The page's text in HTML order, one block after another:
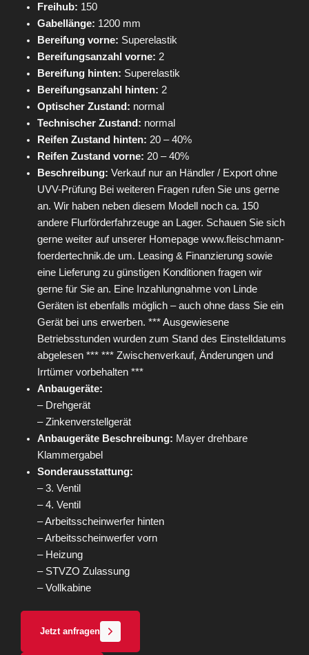
Freihub: 150
Gabellänge: 1200 mm
Bereifung vorne: Superelastik
Bereifungsanzahl vorne: 2
Bereifung hinten: Superelastik
Bereifungsanzahl hinten: 2
Optischer Zustand: normal
Technischer Zustand: normal
Reifen Zustand hinten: 20 – 40%
Reifen Zustand vorne: 20 – 40%
Beschreibung: Verkauf nur an Händler / Export ohne
UVV-Prüfung Bei weiteren Fragen rufen Sie uns gerne
an. Wir haben neben diesem Modell noch ca. 150
andere Flurförderfahrzeuge an Lager. Schauen Sie sich
gerne weiter auf unserer Homepage www.fleischmann-
foerdertechnik.de um. Leasing & Finanzierung sowie
eine Lieferung zu günstigen Konditionen fragen wir
gerne für Sie an. Eine Inzahlungnahme von Linde
Geräten ist ebenfalls möglich – auch ohne dass Sie ein
Gerät bei uns erwerben. *** Ausgewiesene
Betriebsstunden wurden zum Stand des Einstelldatums
abgelesen *** *** Zwischenverkauf, Änderungen und
Irrtümer vorbehalten ***
Anbaugeräte:
– Drehgerät
– Zinkenverstellgerät
Anbaugeräte Beschreibung: Mayer drehbare
Klammergabel
Sonderausstattung:
– 3. Ventil
– 4. Ventil
– Arbeitsscheinwerfer hinten
– Arbeitsscheinwerfer vorn
– Heizung
– STVZO Zulassung
– Vollkabine
Jetzt anfragen